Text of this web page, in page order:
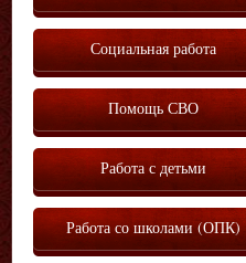
Социальная работа
Помощь СВО
Работа с детьми
Работа со школами (ОПК)